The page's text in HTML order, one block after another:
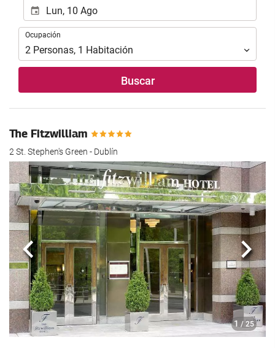
Ocupación
Ocupación
2 Personas, 1 Habitación
Buscar
The Fitzwilliam
2 St. Stephen's Green - Dublín
1 / 25
Anterior